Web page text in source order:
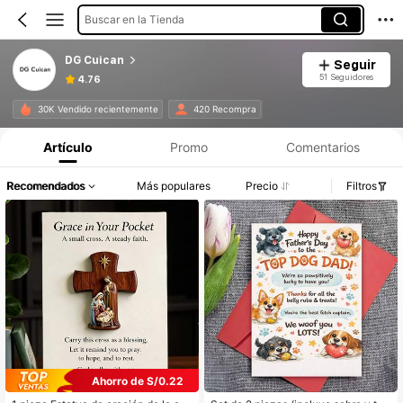
Buscar en la Tienda
DG Cuican
4.76
Seguir
51 Seguidores
30K Vendido recientemente 420 Recompra
Artículo Promo Comentarios
Recomendados Más populares Precio Filtros
Ahorro de S/0.22